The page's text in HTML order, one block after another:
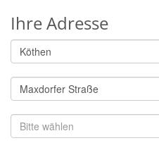
Ihre Adresse
Köthen
Maxdorfer Straße
Bitte wählen